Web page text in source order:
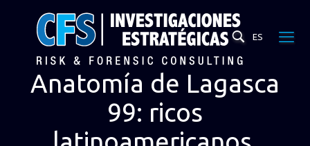
ES
Anatomía de Lagasca
99: ricos